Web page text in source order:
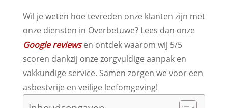
Wil je weten hoe tevreden onze klanten zijn met
onze diensten in Overbetuwe? Lees dan onze
Google reviewsen ontdek waarom wij 5/5
scoren dankzij onze zorgvuldige aanpak en
vakkundige service. Samen zorgen we voor een
asbestvrije en veilige leefomgeving!